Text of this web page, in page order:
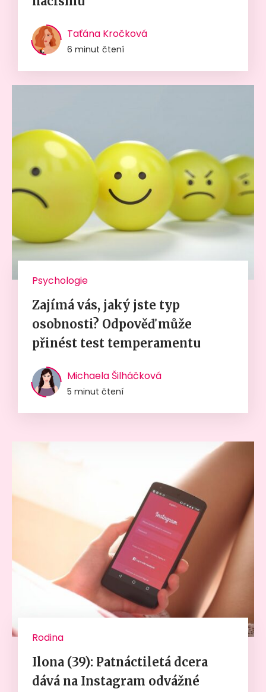
Taťána Kročková
6 minut čtení
Psychologie
Zajímá vás, jaký jste typ
osobnosti? Odpověď může
přinést test temperamentu
Michaela Šilháčková
5 minut čtení
Rodina
Ilona (39): Patnáctiletá dcera
dává na Instagram odvážné